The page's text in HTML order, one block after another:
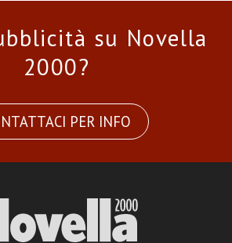
su Novella
2000?
PER INFO